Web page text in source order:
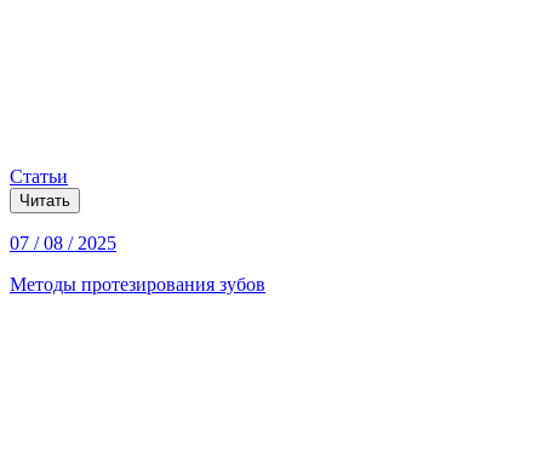
Статьи
Читать
07 / 08 / 2025
Методы протезирования зубов